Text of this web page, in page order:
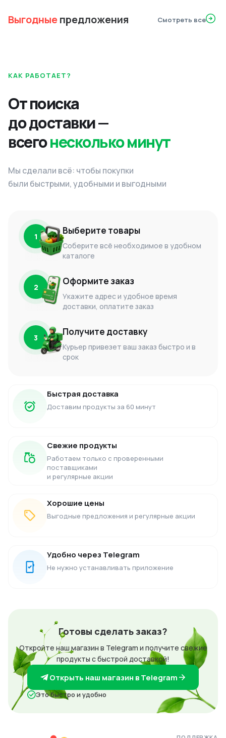
Выгодныепредложения Смотреть все
КАК РАБОТАЕТ?
От поиска
до доставки —
всегонесколько минут
Мы сделали всё: чтобы покупки
были быстрыми, удобными и выгодными
1 Выберите товары
Соберите всё необходимое в удобном
каталоге
2 Оформите заказ
Укажите адрес и удобное время
доставки, оплатите заказ
3 Получите доставку
Курьер привезет ваш заказ быстро и в
срок
Быстрая доставка
Доставим продукты за 60 минут
Свежие продукты
Работаем только с проверенными
поставщиками
и регулярные акции
Хорошие цены
Выгодные предложения и регулярные акции
Удобно через Telegram
Не нужно устанавливать приложение
Готовы сделать заказ?
Откройте наш магазин в Telegram и получите свежие
продукты с быстрой доставкой!
Открыть наш магазин в Telegram
Это быстро и удобно